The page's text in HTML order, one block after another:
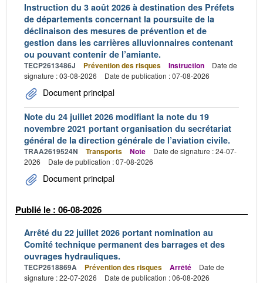
Instruction du 3 août 2026 à destination des Préfets
de départements concernant la poursuite de la
déclinaison des mesures de prévention et de
gestion dans les carrières alluvionnaires contenant
ou pouvant contenir de l’amiante.
TECP2613486J Prévention des risques Instruction
Date de
signature : 03-08-2026
Date de publication : 07-08-2026
Document principal
Note du 24 juillet 2026 modifiant la note du 19
novembre 2021 portant organisation du secrétariat
général de la direction générale de l’aviation civile.
TRAA2619524N Transports Note
Date de signature : 24-07-
2026
Date de publication : 07-08-2026
Document principal
Publié le : 06-08-2026
Arrêté du 22 juillet 2026 portant nomination au
Comité technique permanent des barrages et des
ouvrages hydrauliques.
TECP2618869A Prévention des risques Arrêté
Date de
signature : 22-07-2026
Date de publication : 06-08-2026